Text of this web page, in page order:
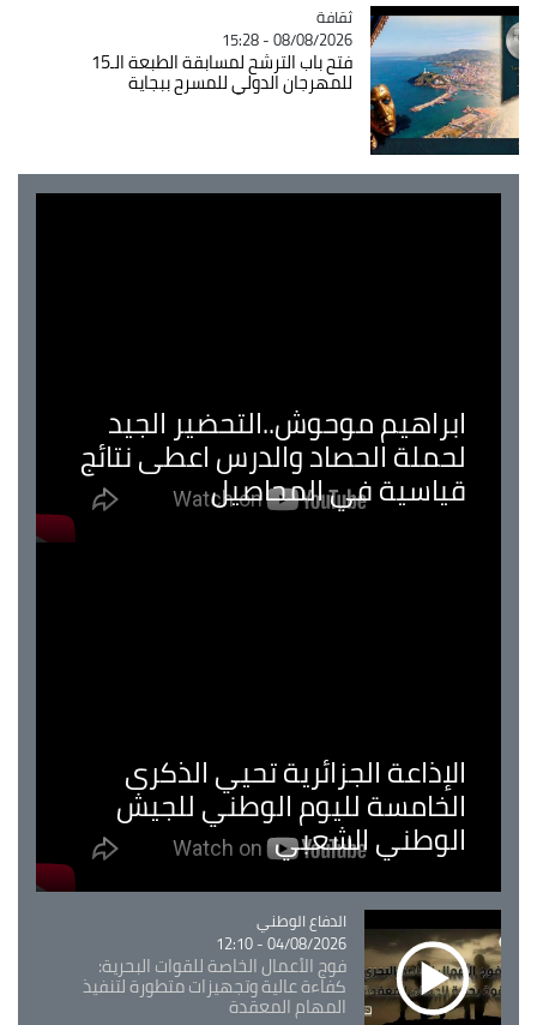
Catégorie
ثقافة
08/08/2026 - 15:28
فتح باب الترشح لمسابقة الطبعة الـ15
للمهرجان الدولي للمسرح ببجاية
ابراهيم موحوش..التحضير الجيد
لحملة الحصاد والدرس اعطى نتائج
قياسية في المحاصيل
الإذاعة الجزائرية تحيي الذكرى
الخامسة لليوم الوطني للجيش
الوطني الشعبي
Catégorie
الدفاع الوطني
04/08/2026 - 12:10
فوج الأعمال الخاصة للقوات البحرية:
كفاءة عالية وتجهيزات متطورة لتنفيذ
المهام المعقدة